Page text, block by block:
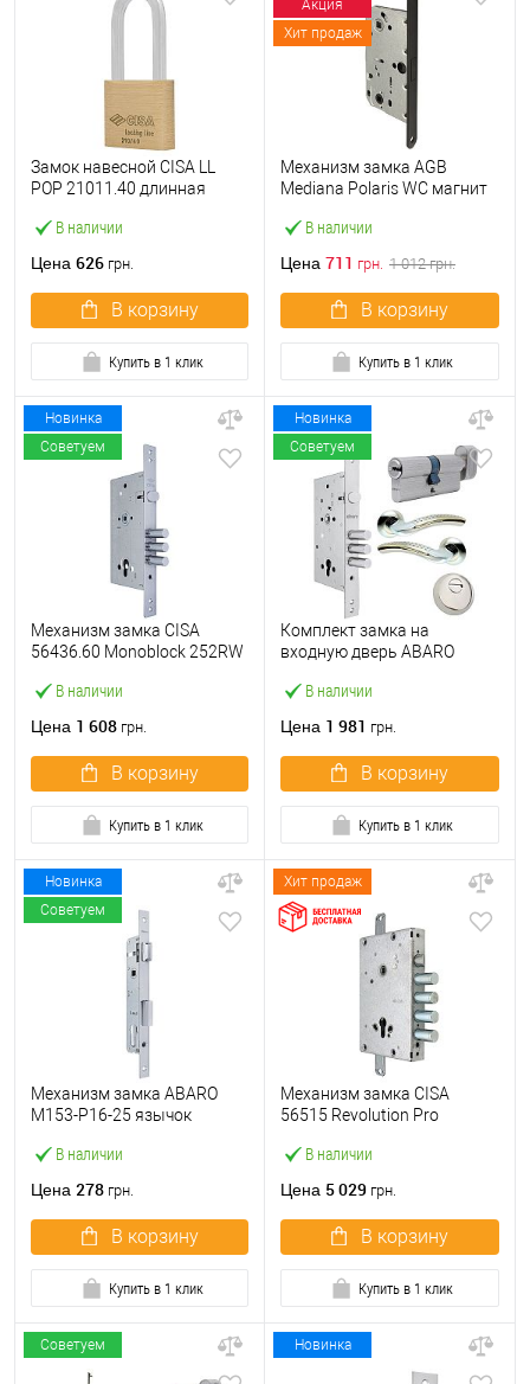
В наличии
Замок навесной CISA LL
POP 21011.40 длинная
Цена 626 грн.
В корзину
Купить в 1 клик
Акция
Хит продаж
В наличии
Механизм замка AGB
Mediana Polaris WC магнит
Цена 711 грн. 1 012грн.
В корзину
Купить в 1 клик
Новинка
Советуем
В наличии
Механизм замка CISA
56436.60 Monoblock 252RW
Цена 1 608 грн.
В корзину
Купить в 1 клик
Новинка
Советуем
В наличии
Комплект замка на
входную дверь ABARO
цилиндром B100,
никель
Цена 1 981 грн.
В корзину
Купить в 1 клик
Новинка
Советуем
В наличии
Механизм замка ABARO
M153-P16-25 язычок
никель
Цена 278 грн.
В корзину
Купить в 1 клик
Хит продаж
В наличии
Механизм замка CISA
56515 Revolution Pro
блокировкой без торцевой
Цена 5 029 грн.
В корзину
Купить в 1 клик
Советуем Новинка